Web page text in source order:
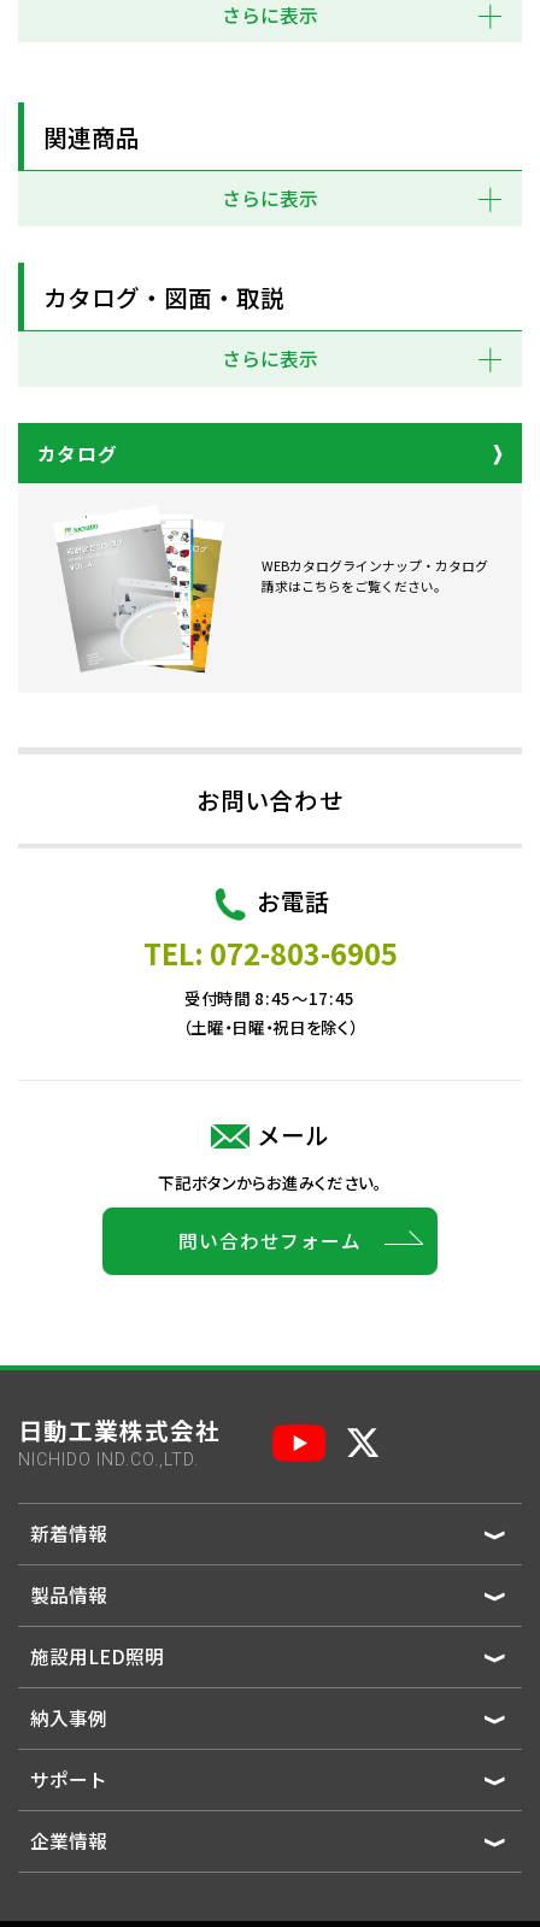
さらに表示
関連商品
さらに表示
カタログ・図面・取説
さらに表示
カタログ
WEBカタログラインナップ・カタログ
請求はこちらをご覧ください。
お問い合わせ
お電話
TEL: 072-803-6905
受付時間 8:45～17:45
（土曜・日曜・祝日を除く）
メール
下記ボタンからお進みください。
問い合わせフォーム
日動工業株式会社
NICHIDO IND.CO.,LTD.
新着情報
製品情報
施設用LED照明
納入事例
サポート
企業情報